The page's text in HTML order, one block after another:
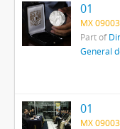
01
MX
Part of
General
01
MX